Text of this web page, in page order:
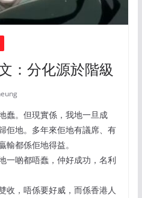
：分化源於階級
蠢。但現實係，我地一旦成
佢地。多年來佢地有議席、有
都係佢地得益。
一啲都唔蠢，仲好成功，名利
收，唔係要好威，而係香港人